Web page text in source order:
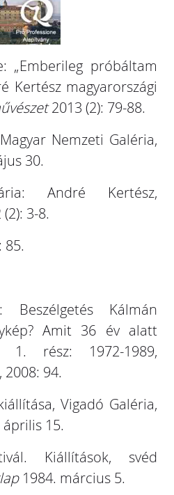
„Emberileg próbáltam
Kertész magyarországi
2013 (2): 79-88.
Nemzeti Galéria,
30.
André Kertész,
3-8.
85.
Kálmán
Amit 36 év alatt
1. rész: 1972-1989,
94.
Vigadó Galéria,
15.
Kiállítások, svéd
1984. március 5.